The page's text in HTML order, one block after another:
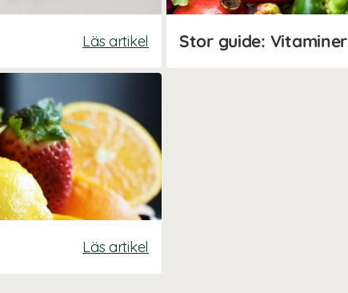
Läs artikel Stor guide: Vitaminer
Läs artikel